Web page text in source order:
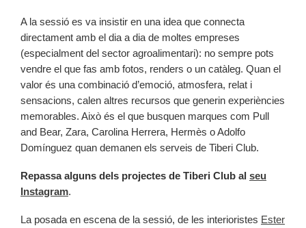
A la sessió es va insistir en una idea que connecta
directament amb el dia a dia de moltes empreses
(especialment del sector agroalimentari): no sempre pots
vendre el que fas amb fotos, renders o un catàleg. Quan el
valor és una combinació d’emoció, atmosfera, relat i
sensacions, calen altres recursos que generin experiències
memorables. Això és el que busquen marques com Pull
and Bear, Zara, Carolina Herrera, Hermès o Adolfo
Domínguez quan demanen els serveis de Tiberi Club.
Repassa alguns dels projectes de Tiberi Club al seu
Instagram.
La posada en escena de la sessió, de les interioristes Ester